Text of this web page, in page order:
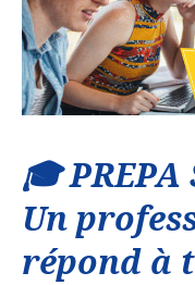
🎓PREPA
Un
répond à